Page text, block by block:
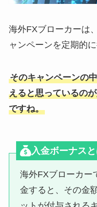
海外FXブローカーは
ャンペーンを定期的
そのキャンペーンの
えると思っているの
ですね。
入金ボーナスと
海外FXブローカー
金すると、その金